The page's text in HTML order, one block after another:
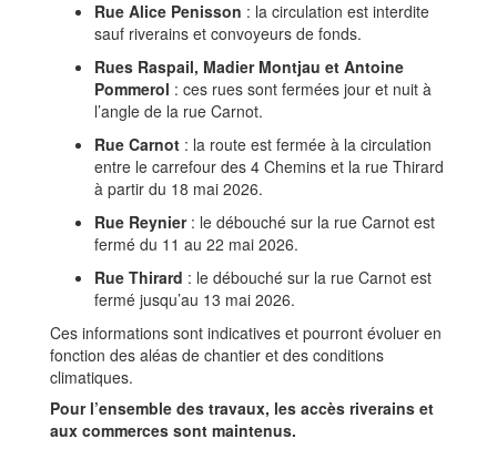
Rue Alice Penisson : la circulation est interdite
sauf riverains et convoyeurs de fonds.
Rues Raspail, Madier Montjau et Antoine
Pommerol : ces rues sont fermées jour et nuit à
l’angle de la rue Carnot.
Rue Carnot : la route est fermée à la circulation
entre le carrefour des 4 Chemins et la rue Thirard
à partir du 18 mai 2026.
Rue Reynier: le débouché sur la rue Carnot est
fermé du 11 au 22 mai 2026.
Rue Thirard : le débouché sur la rue Carnot est
fermé jusqu’au 13 mai 2026.
Ces informations sont indicatives et pourront évoluer en
fonction des aléas de chantier et des conditions
climatiques.
Pour l’ensemble des travaux, les accès riverains et
aux commerces sont maintenus.